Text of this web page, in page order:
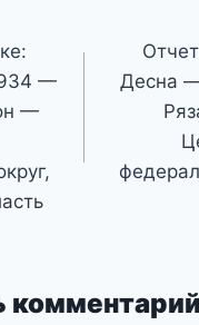
—
—
Десна
комментарий